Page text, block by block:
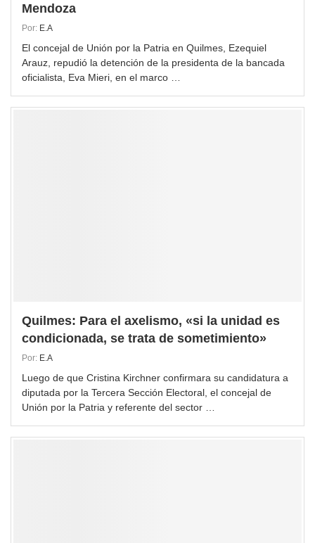
Mendoza
Por: E.A
El concejal de Unión por la Patria en Quilmes, Ezequiel
Arauz, repudió la detención de la presidenta de la bancada
oficialista, Eva Mieri, en el marco …
Quilmes: Para el axelismo, «si la unidad es
condicionada, se trata de sometimiento»
Por: E.A
Luego de que Cristina Kirchner confirmara su candidatura a
diputada por la Tercera Sección Electoral, el concejal de
Unión por la Patria y referente del sector …